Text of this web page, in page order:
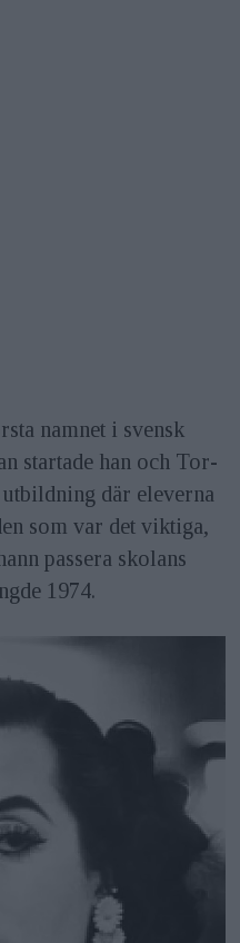
namnet i svensk
startade han och Tor-
där eleverna
som var det viktiga,
passera skolans
1974.